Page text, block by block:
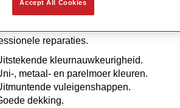
uitstekende vuleigenschappen en
reparaties.
kleurnauwkeurigheid.
, metaal- en parelmoer kleuren.
vuleigenshappen.
dekking.
Accept All Cookies